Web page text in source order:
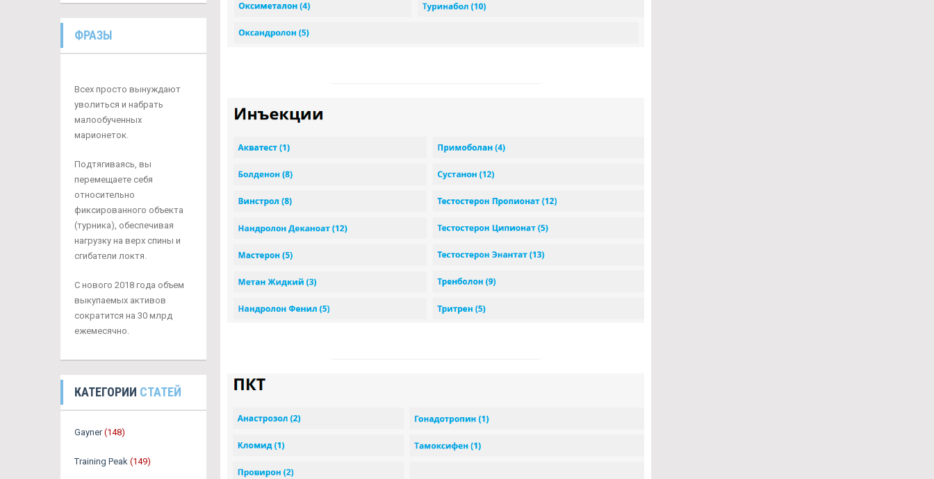
ФРАЗЫ
Всех просто вынуждают
уволиться и набрать
малообученных
марионеток.
Подтягиваясь, вы
перемещаете себя
относительно
фиксированного объекта
(турника), обеспечивая
нагрузку на верх спины и
сгибатели локтя.
С нового 2018 года объем
выкупаемых активов
сократится на 30 млрд
ежемесячно.
КАТЕГОРИИ СТАТЕЙ
Gayner (148)
Training Peak (149)